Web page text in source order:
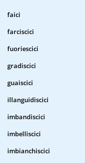
faici
farciscici
fuoriescici
gradiscici
guaiscici
illanguidiscici
imbandiscici
imbelliscici
imbianchiscici